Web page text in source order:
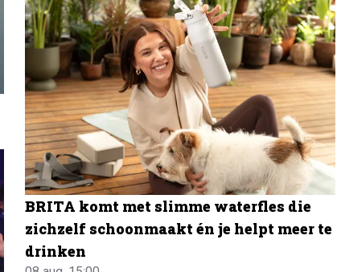
BRITA komt met slimme waterfles die
zichzelf schoonmaakt én je helpt meer te
drinken